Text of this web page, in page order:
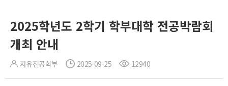
2025학년도 2학기 학부대학 전공박람회
개최 안내
자유전공학부 2025-09-25 12940